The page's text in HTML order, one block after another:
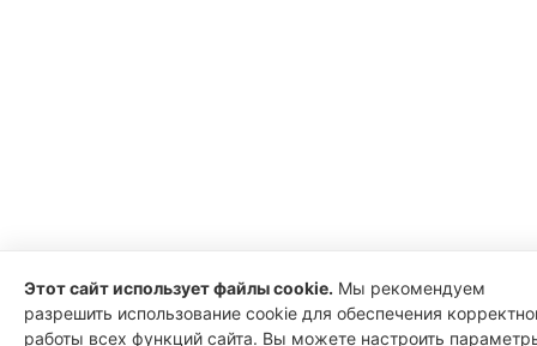
Этот сайт использует файлы cookie. Мы рекомендуем
разрешить использование cookie для обеспечения
работы всех функций сайта. Вы можете настроить